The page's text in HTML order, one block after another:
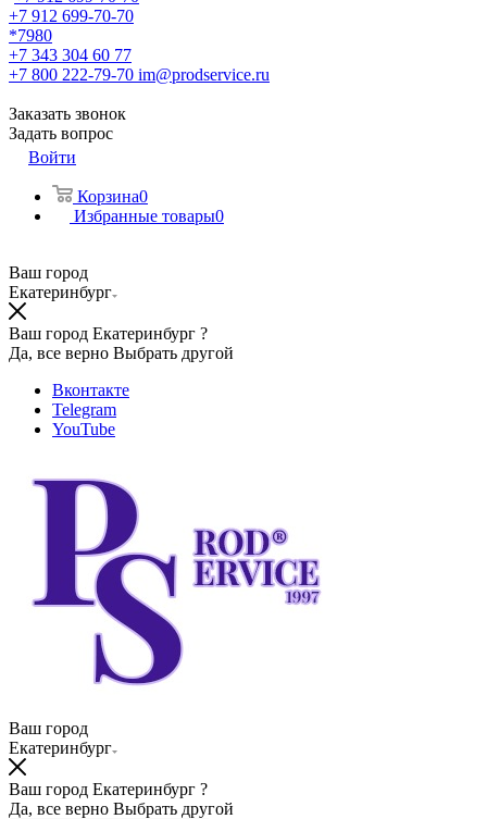
+7 912 699-70-70
*7980
+7 343 304 60 77
+7 800 222-79-70 im@prodservice.ru
Заказать звонок
Задать вопрос
Войти
Корзина0
Избранные товары0
Ваш город
Екатеринбург
Ваш город Екатеринбург ?
Да, все верно Выбрать другой
Вконтакте
Telegram
YouTube
Ваш город
Екатеринбург
Ваш город Екатеринбург ?
Да, все верно Выбрать другой